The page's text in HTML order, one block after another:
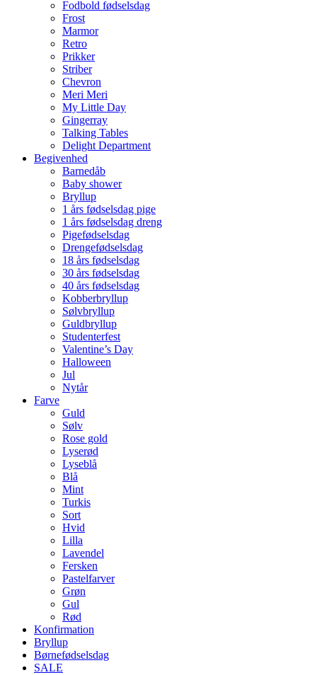
Fodbold fødselsdag
Frost
Marmor
Retro
Prikker
Striber
Chevron
Meri Meri
My Little Day
Gingerray
Talking Tables
Delight Department
Begivenhed
Barnedåb
Baby shower
Bryllup
1 års fødselsdag pige
1 års fødselsdag dreng
Pigefødselsdag
Drengefødselsdag
18 års fødselsdag
30 års fødselsdag
40 års fødselsdag
Kobberbryllup
Sølvbryllup
Guldbryllup
Studenterfest
Valentine’s Day
Halloween
Jul
Nytår
Farve
Guld
Sølv
Rose gold
Lyserød
Lyseblå
Blå
Mint
Turkis
Sort
Hvid
Lilla
Lavendel
Fersken
Pastelfarver
Grøn
Gul
Rød
Konfirmation
Bryllup
Børnefødselsdag
SALE